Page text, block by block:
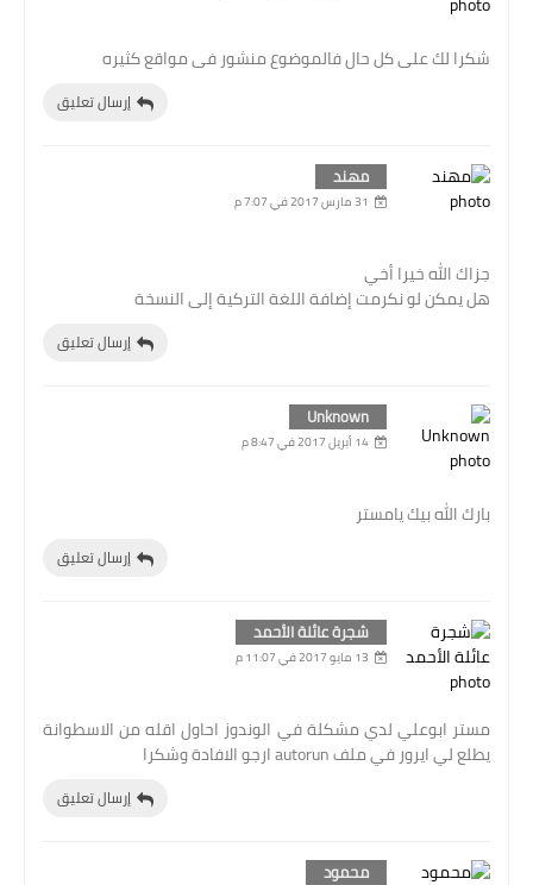
شكرا لك علی كل حال فالموضوع منشور فی مواقع كثیره‌
إرسال تعليق
مهند
31 مارس 2017 في 7:07 م
جزاك الله خيرا أخي
هل يمكن لو نكرمت إضافة اللغة التركية إلى النسخة
إرسال تعليق
Unknown
14 أبريل 2017 في 8:47 م
بارك الله بيك يامستر
إرسال تعليق
شجرة عائلة الأحمد
13 مايو 2017 في 11:07 م
مستر ابوعلي لدي مشكلة في الوندوز احاول اقله من الاسطوانة
يطلع لي ايرور في ملف autorun ارجو الافادة وشكرا
إرسال تعليق
محمود